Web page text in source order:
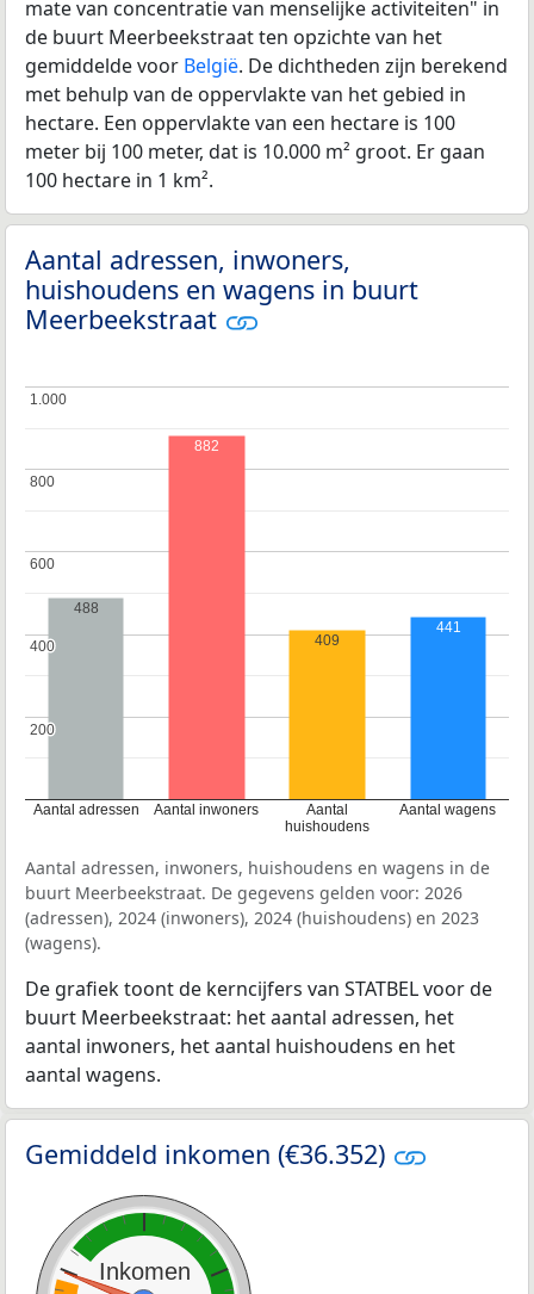
mate van concentratie van menselijke activiteiten" in
de buurt Meerbeekstraat ten opzichte van het
gemiddelde voor België. De dichtheden zijn berekend
met behulp van de oppervlakte van het gebied in
hectare. Een oppervlakte van een hectare is 100
meter bij 100 meter, dat is 10.000 m² groot. Er gaan
100 hectare in 1 km².
Aantal adressen, inwoners,
huishoudens en wagens in buurt
Meerbeekstraat
Aantal adressen Aantal inwoners
Aantal
huishoudens
Aantal wagens
200
200
400
400
600
600
800
800
1.000
1.000
488
882
409
441
Aantal adressen, inwoners, huishoudens en wagens in de
buurt Meerbeekstraat. De gegevens gelden voor: 2026
(adressen), 2024 (inwoners), 2024 (huishoudens) en 2023
(wagens).
De grafiek toont de kerncijfers van STATBEL voor de
buurt Meerbeekstraat: het aantal adressen, het
aantal inwoners, het aantal huishoudens en het
aantal wagens.
Gemiddeld inkomen (€36.352)
Inkomen